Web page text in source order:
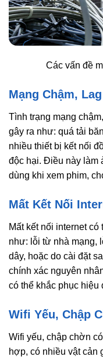
Các vấn đề
Mạng Chậm, Lag
Tình trạng mạng
gây ra như: quá tải
nhiều thiết bị kết nối
độc hại. Điều này làm
dùng khi xem phim,
Mất Kết Nối
Mất kết nối internet
như: lỗi từ nhà mạng,
dây, hoặc do cài đặt
chính xác nguyên
có thể khắc phục hiệu
Wifi Yếu, Chập
Wifi yếu, chập chờn
hợp, có nhiều vật cản